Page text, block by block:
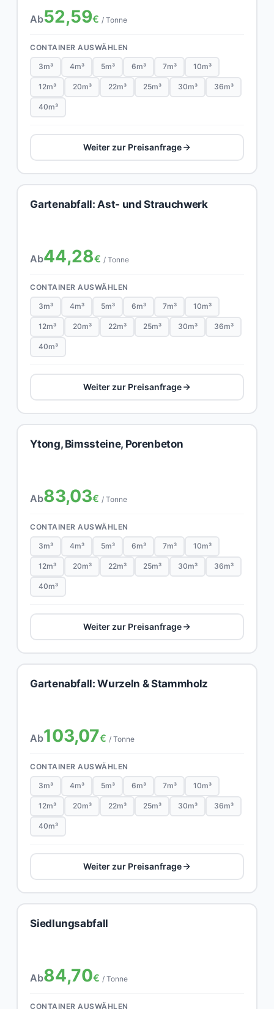
Ab52,59€ / Tonne
CONTAINER AUSWÄHLEN
3m³ 4m³ 5m³ 6m³ 7m³ 10m³
12m³ 20m³ 22m³ 25m³ 30m³ 36m³
40m³
Weiter zur Preisanfrage
Gartenabfall: Ast- und Strauchwerk
Ab44,28€ / Tonne
CONTAINER AUSWÄHLEN
3m³ 4m³ 5m³ 6m³ 7m³ 10m³
12m³ 20m³ 22m³ 25m³ 30m³ 36m³
40m³
Weiter zur Preisanfrage
Ytong, Bimssteine, Porenbeton
Ab83,03€ / Tonne
CONTAINER AUSWÄHLEN
3m³ 4m³ 5m³ 6m³ 7m³ 10m³
12m³ 20m³ 22m³ 25m³ 30m³ 36m³
40m³
Weiter zur Preisanfrage
Gartenabfall: Wurzeln & Stammholz
Ab103,07€ / Tonne
CONTAINER AUSWÄHLEN
3m³ 4m³ 5m³ 6m³ 7m³ 10m³
12m³ 20m³ 22m³ 25m³ 30m³ 36m³
40m³
Weiter zur Preisanfrage
Siedlungsabfall
Ab84,70€ / Tonne
CONTAINER AUSWÄHLEN